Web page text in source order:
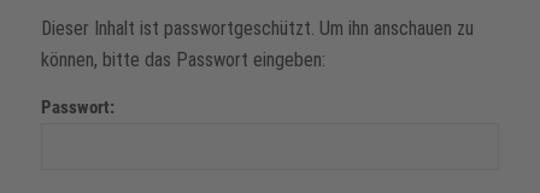
Dieser Inhalt ist passwortgeschützt. Um ihn anschauen zu
können, bitte das Passwort eingeben:
Passwort: